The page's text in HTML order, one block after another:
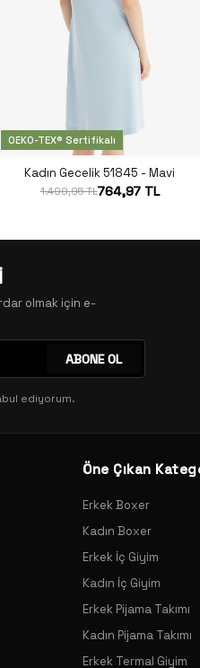
OEKO-TEX® Sertifikalı
Kadın Gecelik 51845 - Mavi
1.499,95 TL764,97 TL
olmak için e-
ABONE OL
ediyorum.
Öne Çıkan
Erkek Boxer
Kadın Boxer
Erkek İç Giyim
Kadın İç Giyim
Erkek Pijama Takımı
Kadın Pijama Takımı
Erkek Termal Giyim